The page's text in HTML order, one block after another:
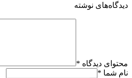
دیدگاه‌های نوشته
محتوای دیدگاه *
نام شما *